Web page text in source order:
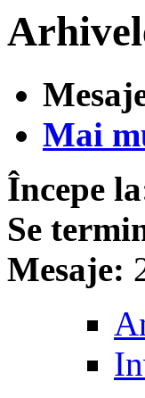
Mai
Începe
Se
Mesaje: